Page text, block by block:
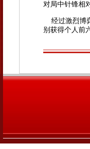
对局中针锋相
经过激烈博
别获得个人前